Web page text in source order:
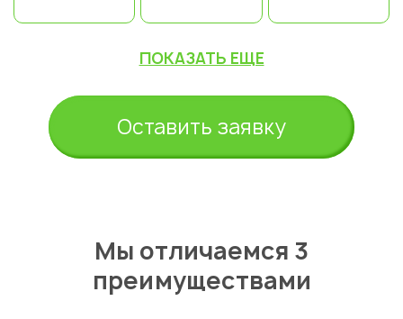
ПОКАЗАТЬ ЕЩЕ
Оставить заявку
Мы отличаемся 3
преимуществами